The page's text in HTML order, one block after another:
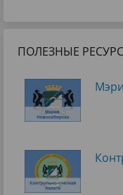
ПОЛЕЗНЫЕ